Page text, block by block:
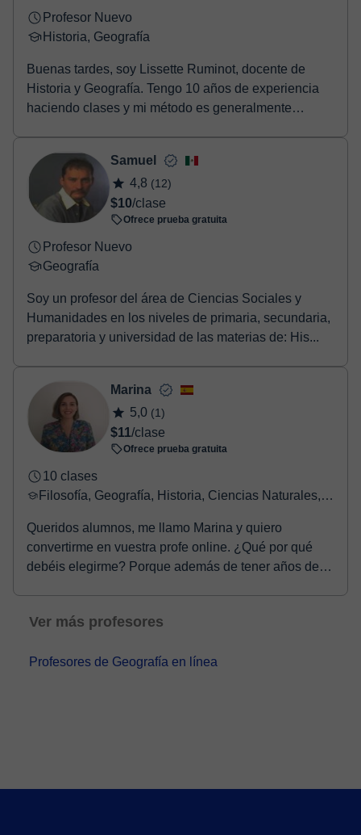
Profesor Nuevo
Historia, Geografía
Buenas tardes, soy Lissette Ruminot, docente de
Historia y Geografía. Tengo 10 años de experiencia
haciendo clases y mi método es generalmente
parte teórica, pero también actividades prácticas para
evaluar constantemente al estudiante.
Samuel
4,8 (12)
$10/clase
Ofrece prueba gratuita
Profesor Nuevo
Geografía
Soy un profesor del área de Ciencias Sociales y
Humanidades en los niveles de primaria, secundaria,
preparatoria y universidad de las materias de: His...
Marina
5,0 (1)
$11/clase
Ofrece prueba gratuita
10 clases
Filosofía, Geografía, Historia, Ciencias Naturales, Ciencias Sociales
Queridos alumnos, me llamo Marina y quiero
convertirme en vuestra profe online. ¿Qué por qué
debéis elegirme? Porque además de tener años de
Ver más profesores
Profesores de Geografía en línea